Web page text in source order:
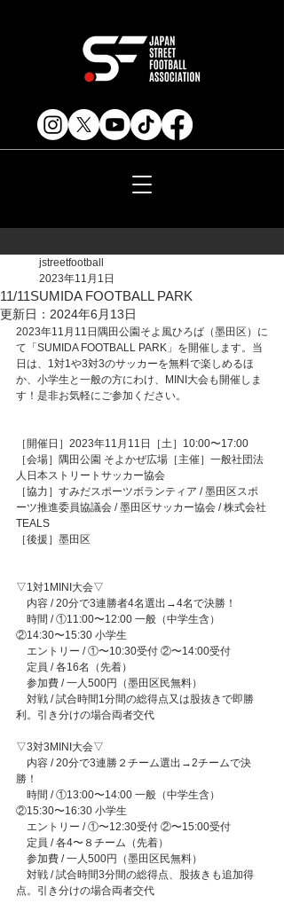
11/11SUMIDA FOOTBALL PARK
jstreetfootball
2023年11月1日
更新日： 2024年6月13日
2023年11月11日隅田公園そよ風ひろば（墨田区）に
て「SUMIDA FOOTBALL PARK」を開催します。当
日は、1対1や3対3のサッカーを無料で楽しめるほ
か、小学生と一般の方にわけ、MINI大会も開催しま
す！是非お気軽にご参加ください。
［開催日］2023年11月11日［土］10:00〜17:00
［会場］隅田公園 そよかぜ広場［主催］一般社団法
人日本ストリートサッカー協会
［協力］すみだスポーツボランティア / 墨田区スポ
ーツ推進委員協議会 / 墨田区サッカー協会 / 株式会社
TEALS
［後援］墨田区
▽1対1MINI大会▽
内容 / 20分で3連勝者4名選出→4名で決勝！
時間 / ①11:00〜12:00 一般（中学生含）
②14:30〜15:30 小学生
エントリー / ﻿①〜10:30受付 ②〜14:00受付
定員 / 各16名（先着）
参加費 / 一人500円（墨田区民無料）
対戦 / 試合時間1分間の総得点又は股抜きで即勝
利。引き分けの場合両者交代
▽3対3MINI大会▽
内容 / 20分で3連勝２チーム選出→2チームで決
勝！
時間 / ①13:00〜14:00 一般（中学生含）
②15:30〜16:30 小学生
エントリー / ①〜12:30受付 ②〜15:00受付
定員 / 各4〜８チーム（先着）
参加費 / 一人500円（墨田区民無料）
対戦 / 試合時間3分間の総得点、股抜きも追加得
点。引き分けの場合両者交代